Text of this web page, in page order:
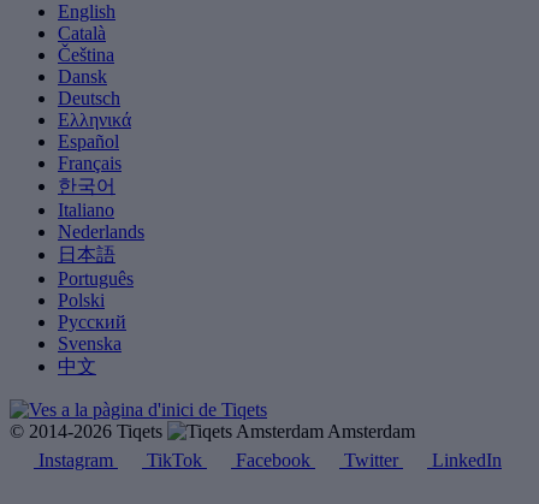
English
Català
Čeština
Dansk
Deutsch
Ελληνικά
Español
Français
한국어
Italiano
Nederlands
日本語
Português
Polski
Русский
Svenska
中文
© 2014-2026 Tiqets
Amsterdam
Instagram
TikTok Facebook Twitter LinkedIn